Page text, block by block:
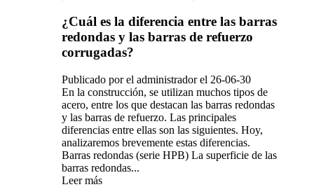
¿Cuál es la diferencia entre las barras
redondas y las barras de refuerzo
corrugadas?
Publicado por el administrador el 26-06-30
En la construcción, se utilizan muchos tipos de
acero, entre los que destacan las barras redondas
y las barras de refuerzo. Las principales
diferencias entre ellas son las siguientes. Hoy,
analizaremos brevemente estas diferencias.
Barras redondas (serie HPB) La superficie de las
barras redondas...
Leer más